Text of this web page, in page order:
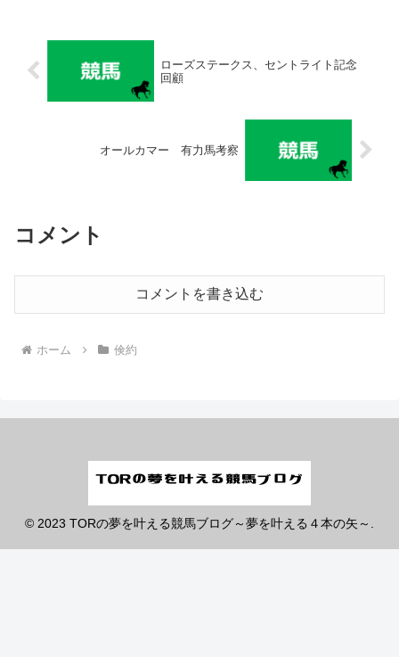
ローズステークス、セントライト記念
回顧
オールカマー 有力馬考察
コメント
コメントを書き込む
ホーム 倹約
© 2023 TORの夢を叶える競馬ブログ～夢を叶える４本の矢～.